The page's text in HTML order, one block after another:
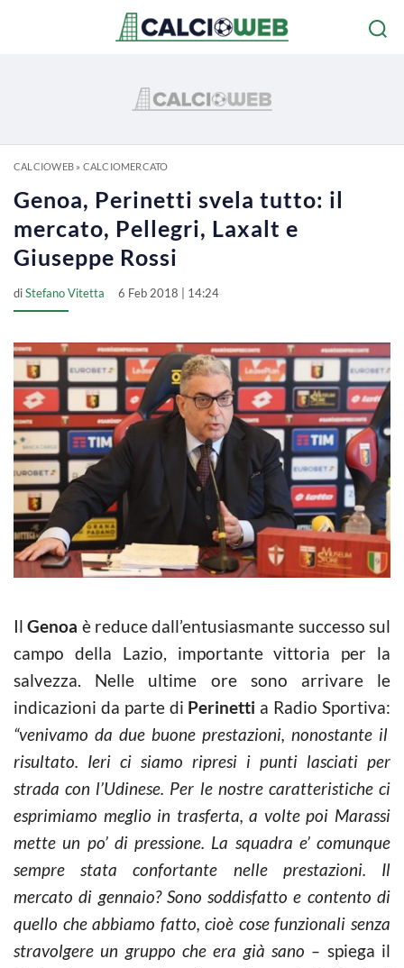
CALCIOWEB» CALCIOMERCATO
Genoa, Perinetti svela tutto: il
mercato, Pellegri, Laxalt e
Giuseppe Rossi
diStefano Vitetta 6 Feb 2018 | 14:24
IlGenoa è reduce dall’entusiasmante successo sul
campo della Lazio, importante vittoria per la
salvezza. Nelle ultime ore sono arrivare le
indicazioni da parte di Perinetti a Radio Sportiva:
“venivamo da due buone prestazioni, nonostante il
risultato. Ieri ci siamo ripresi i punti lasciati per
strada con l’Udinese. Per le nostre caratteristiche ci
esprimiamo meglio in trasferta, a volte poi Marassi
mette un po’ di pressione. La squadra e’ comunque
sempre stata confortante nelle prestazioni. Il
mercato di gennaio? Sono soddisfatto e contento di
quello che abbiamo fatto, cioè cose funzionali senza
stravolgere un gruppo che era già sano – spiega il